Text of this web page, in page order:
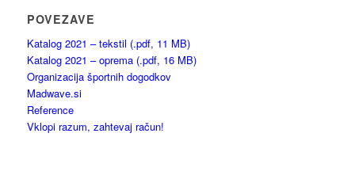
POVEZAVE
Katalog 2021 – tekstil (.pdf, 11 MB)
Katalog 2021 – oprema (.pdf, 16 MB)
Organizacija športnih dogodkov
Madwave.si
Reference
Vklopi razum, zahtevaj račun!